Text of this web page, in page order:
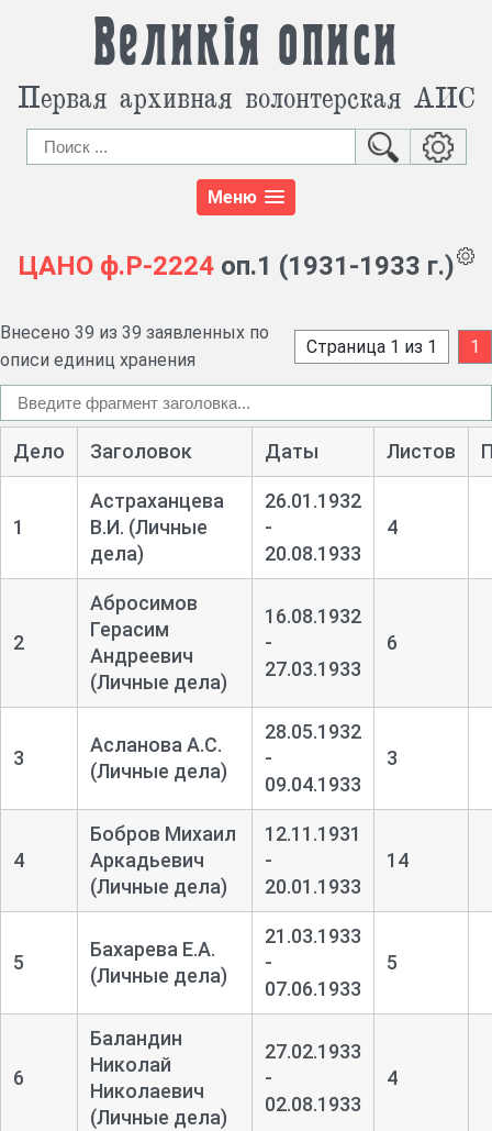
Великія описи
Первая архивная волонтерская АИС
Меню
ЦАНО ф.Р-2224оп.1 (1931-1933 г.)
Внесено 39 из 39 заявленных по
описи единиц хранения
Страница 1 из 1 1
Дело Заголовок Даты Листов
1
Астраханцева
В.И. (Личные
дела)
26.01.1932
-
20.08.1933
4
2
Абросимов
Герасим
Андреевич
(Личные дела)
16.08.1932
-
27.03.1933
6
3
Асланова А.С.
(Личные дела)
28.05.1932
-
09.04.1933
3
4
Бобров Михаил
Аркадьевич
(Личные дела)
12.11.1931
-
20.01.1933
14
5
Бахарева Е.А.
(Личные дела)
21.03.1933
-
07.06.1933
5
6
Баландин
Николай
Николаевич
(Личные дела)
27.02.1933
-
02.08.1933
4